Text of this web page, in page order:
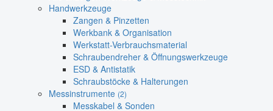
Handwerkzeuge
Zangen & Pinzetten
Werkbank & Organisation
Werkstatt-Verbrauchsmaterial
Schraubendreher & Öffnungswerkzeuge
ESD & Antistatik
Schraubstöcke & Halterungen
Messinstrumente (2)
Messkabel & Sonden